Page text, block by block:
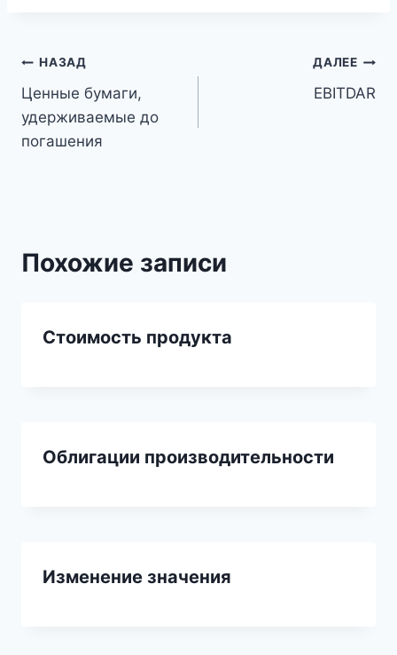
Навигация
по
записям
НАЗАД
Ценные бумаги,
удерживаемые до
погашения
ДАЛЕЕ
EBITDAR
Похожие записи
Стоимость продукта
Облигации производительности
Изменение значения